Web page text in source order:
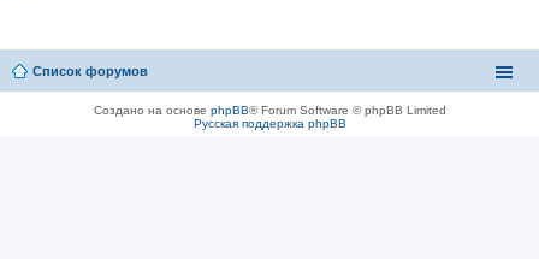
Список форумов
Создано на основе phpBB® Forum Software © phpBB Limited
Русская поддержка phpBB